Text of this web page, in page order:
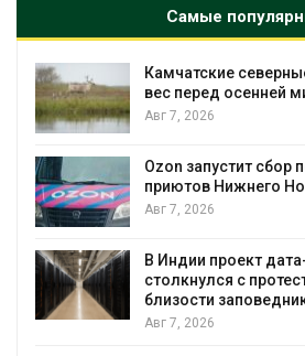
Самые
Камчатские северные олени
вес перед осенней миграцией
Авг 7, 2026
Ozon запустит сбор помощи для
приютов Нижнего Новгорода
Авг 7, 2026
В Индии проект дата-центра
столкнулся с протестами из-за
близости заповедника
Авг 7, 2026